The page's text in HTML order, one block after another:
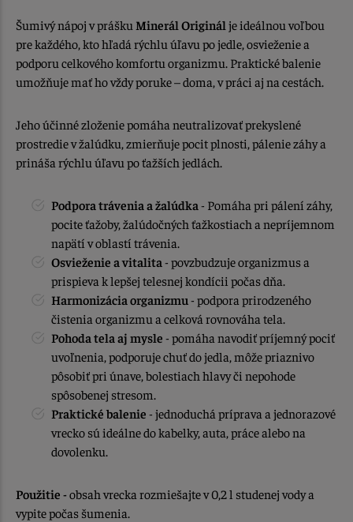
Šumivý nápoj v prášku Minerál Originál je ideálnou voľbou
pre každého, kto hľadá rýchlu úľavu po jedle, osvieženie a
podporu celkového komfortu organizmu. Praktické balenie
umožňuje mať ho vždy poruke – doma, v práci aj na cestách.
Jeho účinné zloženie pomáha neutralizovať prekyslené
prostredie v žalúdku, zmierňuje pocit plnosti, pálenie záhy a
prináša rýchlu úľavu po ťažších jedlách.
Podpora trávenia a žalúdka - Pomáha pri pálení záhy,
pocite ťažoby, žalúdočných ťažkostiach a nepríjemnom
napätí v oblastí trávenia.
Osvieženie a vitalita - povzbudzuje organizmus a
prispieva k lepšej telesnej kondícii počas dňa.
Harmonizácia organizmu - podpora prirodzeného
čistenia organizmu a celková rovnováha tela.
Pohoda tela aj mysle - pomáha navodiť príjemný pociť
uvoľnenia, podporuje chuť do jedla, môže priaznivo
pôsobiť pri únave, bolestiach hlavy či nepohode
spôsobenej stresom.
Praktické balenie - jednoduchá príprava a jednorazové
vrecko sú ideálne do kabelky, auta, práce alebo na
dovolenku.
Použitie -obsah vrecka rozmiešajte v 0,2 l studenej vody a
vypite počas šumenia.